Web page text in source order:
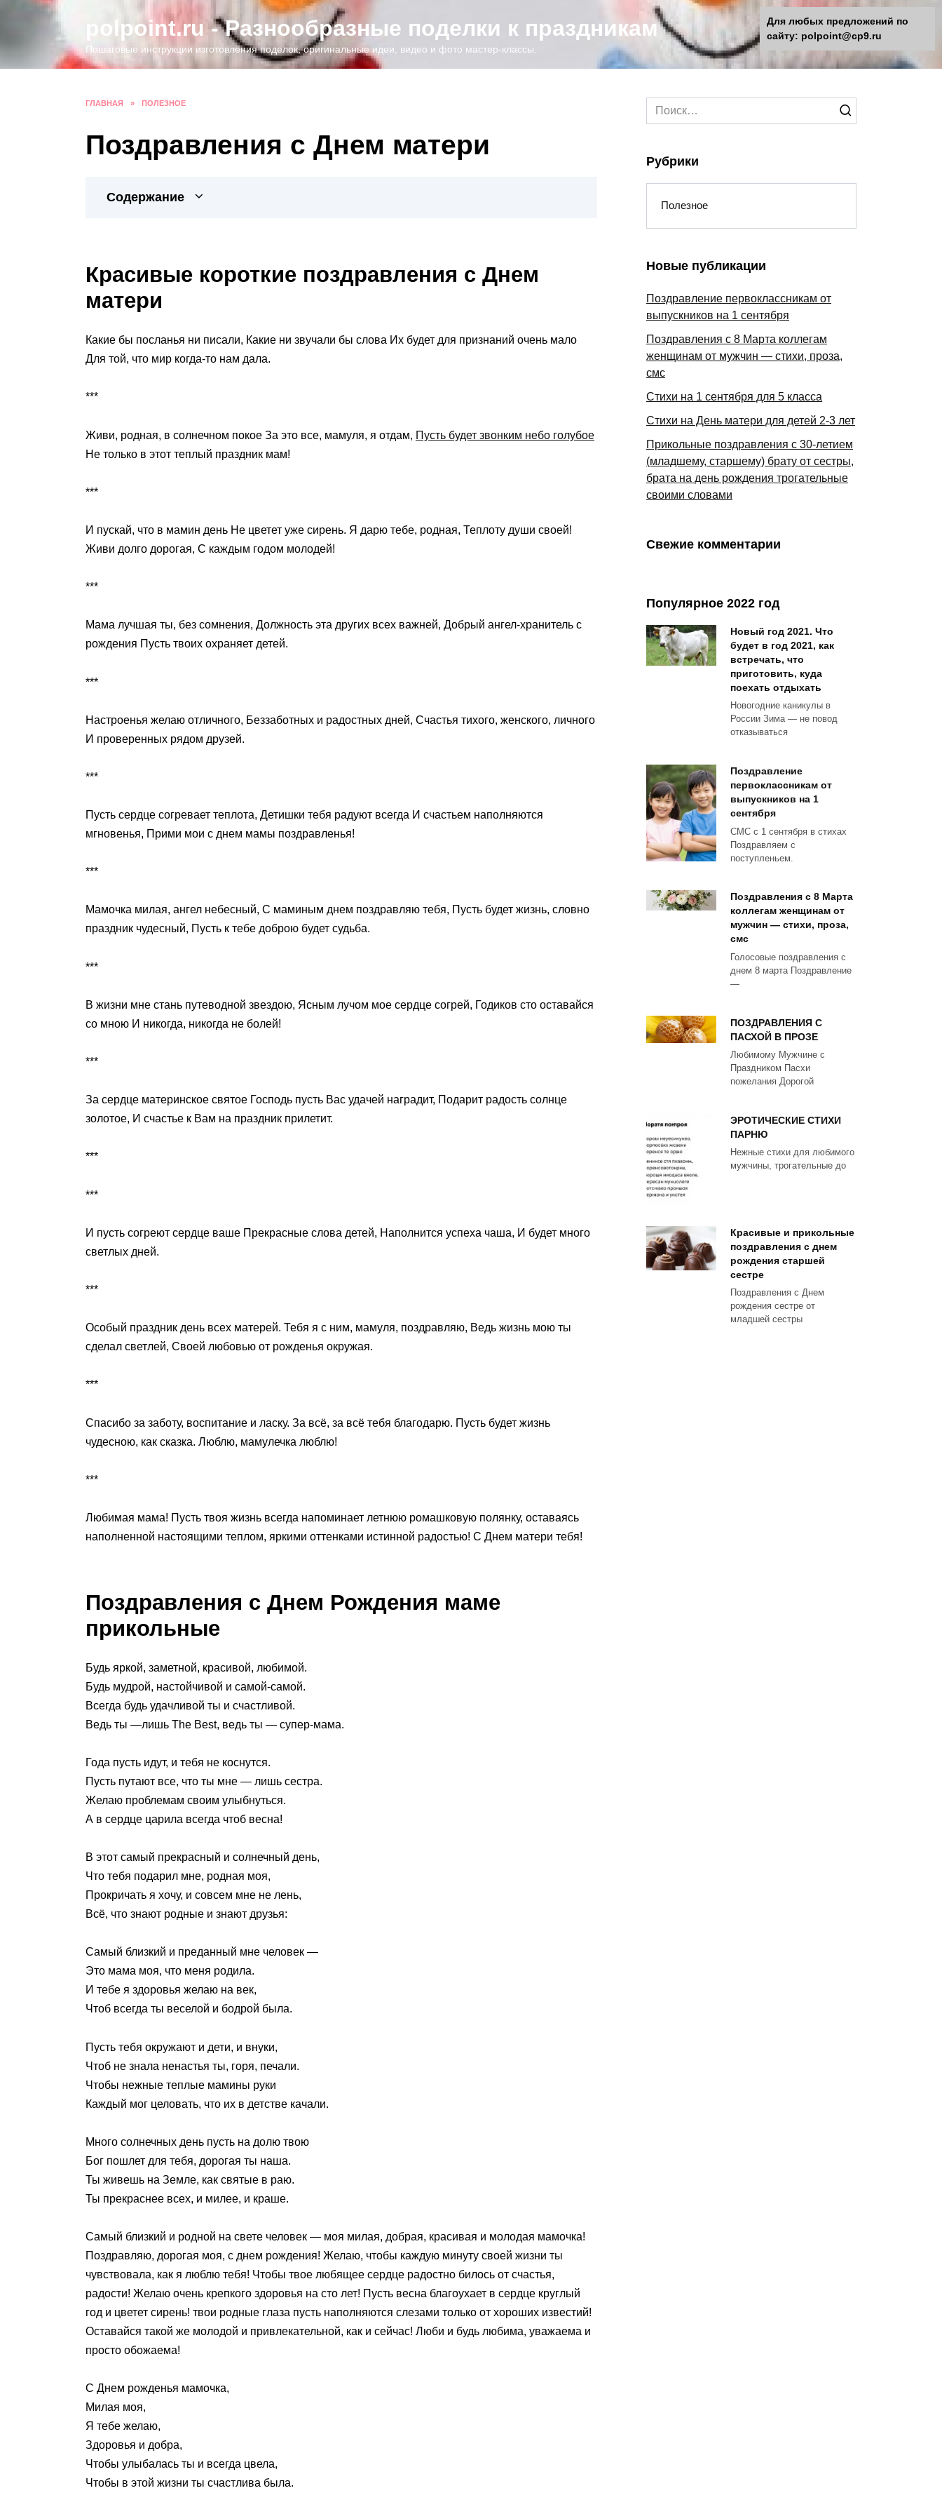
Перейти
содержанию
polpoint.ru - Разнообразные поделки к праздникам
Пошаговые инструкции изготовления поделок, оригинальные идеи, видео и фото мастер-классы.
ГЛАВНАЯ » ПОЛЕЗНОЕ
Поздравления с Днем матери
Содержание
Красивые короткие поздравления с Днем
матери
Какие бы посланья ни писали, Какие ни звучали бы слова Их будет для признаний очень мало
Для той, что мир когда-то нам дала.
***
Живи, родная, в солнечном покое За это все, мамуля, я отдам, Пусть будет звонким небо голубое
Не только в этот теплый праздник мам!
***
И пускай, что в мамин день Не цветет уже сирень. Я дарю тебе, родная, Теплоту души своей!
Живи долго дорогая, С каждым годом молодей!
***
Мама лучшая ты, без сомнения, Должность эта других всех важней, Добрый ангел-хранитель с
рождения Пусть твоих охраняет детей.
***
Настроенья желаю отличного, Беззаботных и радостных дней, Счастья тихого, женского, личного
И проверенных рядом друзей.
***
Пусть сердце согревает теплота, Детишки тебя радуют всегда И счастьем наполняются
мгновенья, Прими мои с днем мамы поздравленья!
***
Мамочка милая, ангел небесный, С маминым днем поздравляю тебя, Пусть будет жизнь, словно
праздник чудесный, Пусть к тебе доброю будет судьба.
***
В жизни мне стань путеводной звездою, Ясным лучом мое сердце согрей, Годиков сто оставайся
со мною И никогда, никогда не болей!
***
За сердце материнское святое Господь пусть Вас удачей наградит, Подарит радость солнце
золотое, И счастье к Вам на праздник прилетит.
***
***
И пусть согреют сердце ваше Прекрасные слова детей, Наполнится успеха чаша, И будет много
светлых дней.
***
Особый праздник день всех матерей. Тебя я с ним, мамуля, поздравляю, Ведь жизнь мою ты
сделал светлей, Своей любовью от рожденья окружая.
***
Спасибо за заботу, воспитание и ласку. За всё, за всё тебя благодарю. Пусть будет жизнь
чудесною, как сказка. Люблю, мамулечка люблю!
***
Любимая мама! Пусть твоя жизнь всегда напоминает летнюю ромашковую полянку, оставаясь
наполненной настоящими теплом, яркими оттенками истинной радостью! С Днем матери тебя!
Поздравления с Днем Рождения маме
прикольные
Будь яркой, заметной, красивой, любимой.
Будь мудрой, настойчивой и самой-самой.
Всегда будь удачливой ты и счастливой.
Ведь ты —лишь The Best, ведь ты — супер-мама.
Года пусть идут, и тебя не коснутся.
Пусть путают все, что ты мне — лишь сестра.
Желаю проблемам своим улыбнуться.
А в сердце царила всегда чтоб весна!
В этот самый прекрасный и солнечный день,
Что тебя подарил мне, родная моя,
Прокричать я хочу, и совсем мне не лень,
Всё, что знают родные и знают друзья:
Самый близкий и преданный мне человек —
Это мама моя, что меня родила.
И тебе я здоровья желаю на век,
Чтоб всегда ты веселой и бодрой была.
Пусть тебя окружают и дети, и внуки,
Чтоб не знала ненастья ты, горя, печали.
Чтобы нежные теплые мамины руки
Каждый мог целовать, что их в детстве качали.
Много солнечных день пусть на долю твою
Бог пошлет для тебя, дорогая ты наша.
Ты живешь на Земле, как святые в раю.
Ты прекраснее всех, и милее, и краше.
Самый близкий и родной на свете человек — моя милая, добрая, красивая и молодая мамочка!
Поздравляю, дорогая моя, с днем рождения! Желаю, чтобы каждую минуту своей жизни ты
чувствовала, как я люблю тебя! Чтобы твое любящее сердце радостно билось от счастья,
радости! Желаю очень крепкого здоровья на сто лет! Пусть весна благоухает в сердце круглый
год и цветет сирень! твои родные глаза пусть наполняются слезами только от хороших известий!
Оставайся такой же молодой и привлекательной, как и сейчас! Люби и будь любима, уважаема и
просто обожаема!
С Днем рожденья мамочка,
Милая моя,
Я тебе желаю,
Здоровья и добра,
Чтобы улыбалась ты и всегда цвела,
Чтобы в этой жизни ты счастлива была.
Search
for:
Рубрики
Полезное
Новые публикации
Поздравление первоклассникам от
выпускников на 1 сентября
Поздравления с 8 Марта коллегам
женщинам от мужчин — стихи, проза,
смс
Стихи на 1 сентября для 5 класса
Стихи на День матери для детей 2-3 лет
Прикольные поздравления с 30-летием
(младшему, старшему) брату от сестры,
брата на день рождения трогательные
своими словами
Свежие комментарии
Популярное 2022 год
Новый год 2021. Что
будет в год 2021, как
встречать, что
приготовить, куда
поехать отдыхать
Новогодние каникулы в
России Зима — не повод
отказываться
Поздравление
первоклассникам от
выпускников на 1
сентября
СМС с 1 сентября в стихах
Поздравляем с
поступленьем.
Поздравления с 8 Марта
коллегам женщинам от
мужчин — стихи, проза,
смс
Голосовые поздравления с
днем 8 марта Поздравление
—
ПОЗДРАВЛЕНИЯ С
ПАСХОЙ В ПРОЗЕ
Любимому Мужчине с
Праздником Пасхи
пожелания Дорогой
ЭРОТИЧЕСКИЕ СТИХИ
ПАРНЮ
Нежные стихи для любимого
мужчины, трогательные до
Красивые и прикольные
поздравления с днем
рождения старшей
сестре
Поздравления с Днем
рождения сестре от
младшей сестры
Для любых предложений по
сайту: polpoint@cp9.ru